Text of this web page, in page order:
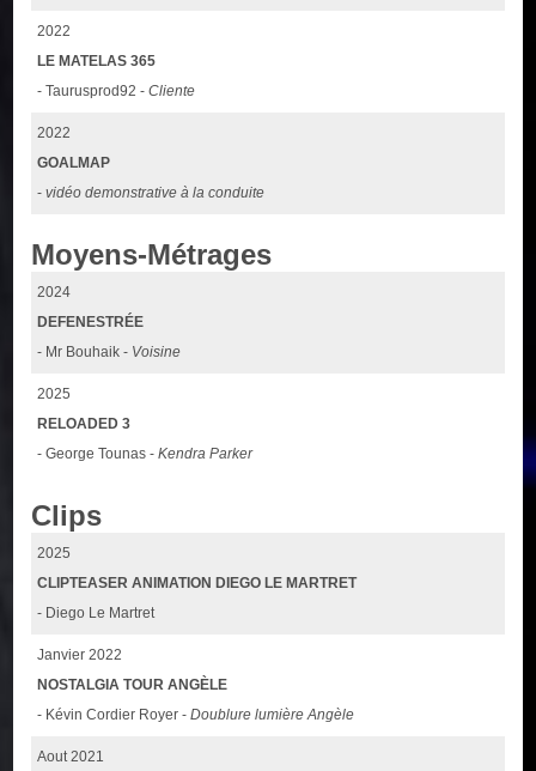
2022
LE MATELAS 365
- Taurusprod92 -Cliente
2022
GOALMAP
-vidéo demonstrative à la conduite
Moyens-Métrages
2024
DEFENESTRÉE
- Mr Bouhaik - Voisine
2025
RELOADED 3
- George Tounas -Kendra Parker
Clips
2025
CLIPTEASER ANIMATION DIEGO LE MARTRET
- Diego Le Martret
Janvier 2022
NOSTALGIA TOUR ANGÈLE
- Kévin Cordier Royer -Doublure lumière Angèle
Aout 2021